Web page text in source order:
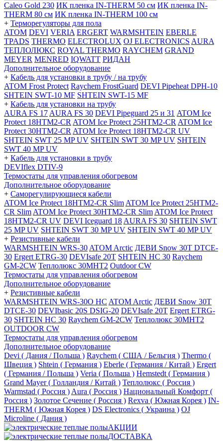
Caleo Gold 230 ИК пленка IN-THERM 50 см ИК пленка IN-
THERM 80 см ИК пленка IN-THERM 100 см
+ Терморегуляторы для пола
ATOM DEVI VERIA ERGERT WARMSHTEIN EBERLE
TPADS THERMO ELECTROLUX OJ ELECTRONICS AURA
ТЕПЛОЛЮКС ROYAL THERMO RAYCHEM GRAND
MEYER MENRED IQWATT РИДАН
Дополнительное оборудование
+ Кабель для установки в трубу / на трубу
ATOM Frost Protect Raychem FrostGuard DEVI Pipeheat DPH-10
SHTEIN SWT-10 MF SHTEIN SWT-15 MF
+ Кабель для установки на трубу
AURA FS 17 AURA FS 30 DEVI Pipeguard 25 и 31 ATOM Ice
Protect 18HTM2-CR ATOM Ice Protect 25HTM2-CR ATOM Ice
Protect 30HTM2-CR ATOM Ice Protect 18HTM2-CR UV
SHTEIN SWT 25 MP UV SHTEIN SWT 30 MP UV SHTEIN
SWT 40 MP UV
+ Кабель для установки в трубу
DEVIflex DTIV-9
Термостаты для управления обогревом
Дополнительное оборудование
+ Саморегулирующиеся кабели
ATOM Ice Protect 18HTM2-CR Slim ATOM Ice Protect 25HTM2-
CR Slim ATOM Ice Protect 30HTM2-CR Slim ATOM Ice Protect
18HTM2-CR UV DEVI Iceguard 18 AURA FS 30 SHTEIN SWT
25 MP UV SHTEIN SWT 30 MP UV SHTEIN SWT 40 MP UV
+ Резистивные кабели
WARMSHTEIN WRS-30 ATOM Arctic ДЕВИ Snow 30T DTCE-
30 Ergert ETRG-30 DEVIsafe 20T SHTEIN HC 30 Raychem
GM-2CW Теплолюкс 30МНТ2 Outdoor CW
Термостаты для управления обогревом
Дополнительное оборудование
+ Резистивные кабели
WARMSHTEIN WRS-30O HC ATOM Arctic ДЕВИ Snow 30T
DTCE-30 DEVIbasic 20S DSIG-20 DEVIsafe 20T Ergert ETRG-
30 SHTEIN HC 30 Raychem GM-2CW Теплолюкс 30МНТ2
OUTDOOR CW
Термостаты для управления обогревом
Дополнительное оборудование
Devi ( Дания / Польша ) Raychem ( США / Бельгия ) Thermo (
Швеция ) Shtein ( Германия ) Eberle ( Германия / Китай ) Ergert
( Германия / Польша ) Veria ( Польша ) Hemstedt ( Германия )
Grand Mayer ( Голландия / Китай ) Теплолюкс ( Россия )
Warmstad ( Россия ) Aura ( Россия ) Национальный Комфорт (
Россия ) Золотое Сечение ( Россия ) Rexva ( Южная Корея ) IN-
THERM ( Южная Корея ) DS Electronics ( Украина ) OJ
Microline ( Дания )
АКЦИИ
ДОСТАВКА